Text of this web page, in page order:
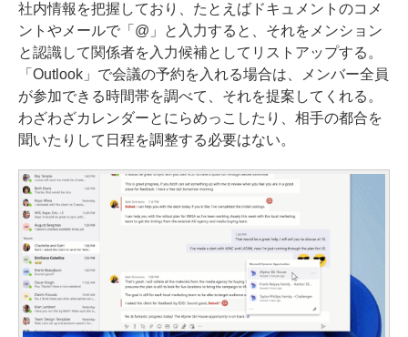
社内情報を把握しており、たとえばドキュメントのコメ
ントやメールで「@」と入力すると、それをメンション
と認識して関係者を入力候補としてリストアップする。
「Outlook」で会議の予約を入れる場合は、メンバー全員
が参加できる時間帯を調べて、それを提案してくれる。
わざわざカレンダーとにらめっこしたり、相手の都合を
聞いたりして日程を調整する必要はない。